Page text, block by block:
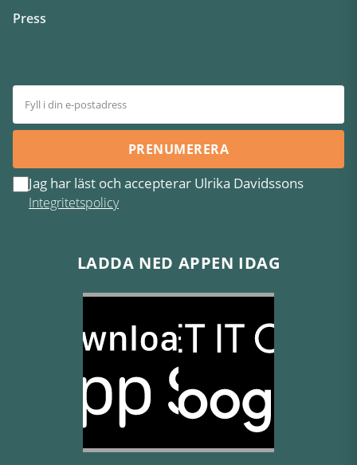
Press
PRENUMERERA
Jag har läst och accepterar Ulrika Davidssons
Integritetspolicy
LADDA NED APPEN IDAG